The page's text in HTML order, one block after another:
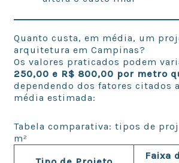
Quanto custa, em média, um
arquitetura em Campinas?
Os valores praticados podem
250,00 e R$ 800,00 por metro
dependendo dos fatores citados
média estimada:
Tabela comparativa: tipos de
m²
Faixa